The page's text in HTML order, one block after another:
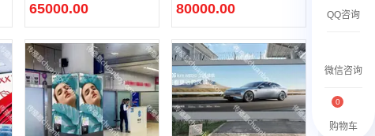
65000.00 80000.00 QQ咨询
微信咨询
购物车
0